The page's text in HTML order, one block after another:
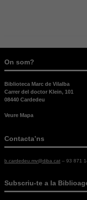
On som?
Biblioteca Marc de Vilalba
Carrer del doctor Klein, 101
08440 Cardedeu
Veure Mapa
Contacta’ns
b.cardedeu.mv@diba.cat– 93 871
Subscriu-te a la